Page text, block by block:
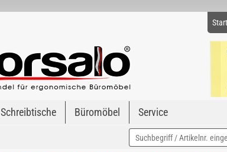
Schreibtische Büromöbel Service